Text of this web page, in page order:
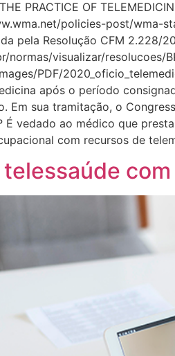
PRACTICE OF
policies-post/
pela Resolução CFM 2.228/
normas/visualizar/
PDF/
após o período
Em sua tramitação, o
É vedado ao médico que
com recursos de